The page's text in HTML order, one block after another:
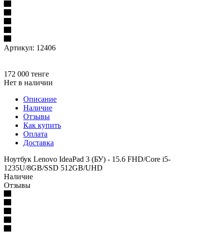
Артикул: 12406
172 000 тенге
Нет в наличии
Описание
Наличие
Отзывы
Как купить
Оплата
Доставка
Ноутбук Lenovo IdeaPad 3 (БУ) - 15.6 FHD/Core i5-
1235U/8GB/SSD 512GB/UHD
Наличие
Отзывы